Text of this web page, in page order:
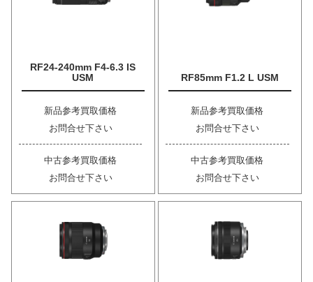
RF24-240mm F4-6.3 IS
USM
新品参考買取価格
お問合せ下さい
中古参考買取価格
お問合せ下さい
RF85mm F1.2 L USM
新品参考買取価格
お問合せ下さい
中古参考買取価格
お問合せ下さい